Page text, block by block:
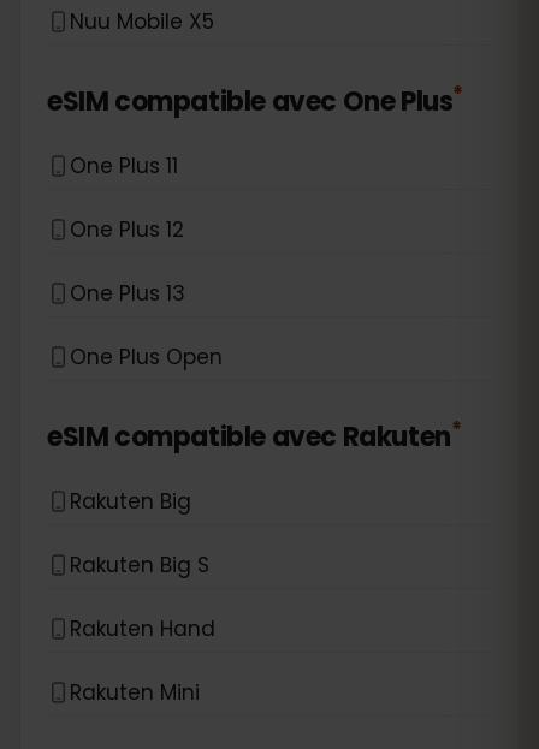
Nuu Mobile X5
eSIM compatible avec One Plus*
One Plus 11
One Plus 12
One Plus 13
One Plus Open
eSIM compatible avec Rakuten*
Rakuten Big
Rakuten Big S
Rakuten Hand
Rakuten Mini